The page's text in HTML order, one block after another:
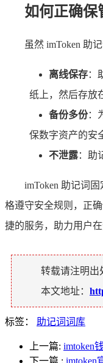
如何正确保
虽然 imToken 助
离线保存：
纸上，然后存放
备份多份：
保数字资产的安
不泄露：助
imToken 助记词
格遵守安全规则，正
捷的服务，助力用户
转载请注明出
本文地址：
标签： 助记词词库
上一篇: imtoken